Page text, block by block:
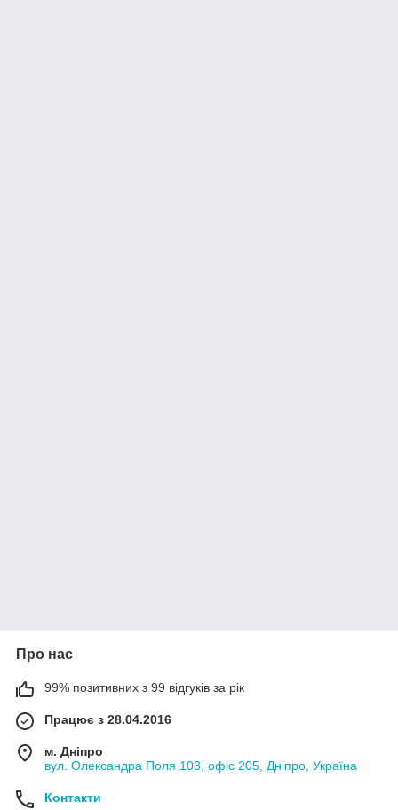
Про нас
99% позитивних з 99 відгуків за рік
Працює з 28.04.2016
м. Дніпро
вул. Олександра Поля 103, офіс 205, Дніпро, Україна
Контакти